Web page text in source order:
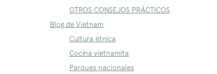
OTROS CONSEJOS PRÁCTICOS
Blog de Vietnam
Cultura étnica
Cocina vietnamita
Parques nacionales